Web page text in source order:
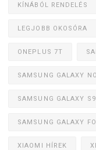
KÍNÁBÓL RENDELÉS
LEGJOBB OKOSÓRA
ONEPLUS 7T
SAMSUNG GALAXY
SAMSUNG GALAXY S9
SAMSUNG GALAXY
XIAOMI HÍREK